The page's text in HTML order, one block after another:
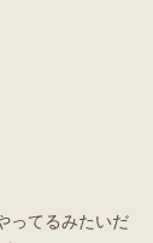
ってるみたいだ